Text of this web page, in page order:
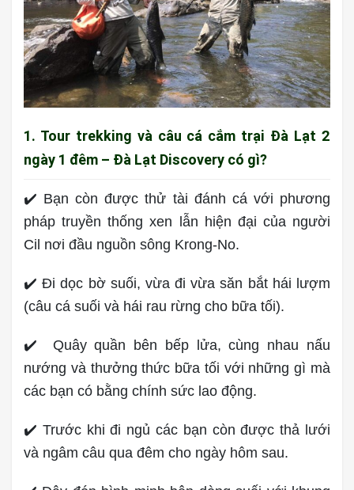
1. Tour trekking và câu cá cắm trại Đà Lạt 2
ngày 1 đêm – Đà Lạt Discovery có gì?
✔️ Bạn còn được thử tài đánh cá với phương
pháp truyền thống xen lẫn hiện đại của người
Cil nơi đầu nguồn sông Krong-No.
✔️ Đi dọc bờ suối, vừa đi vừa săn bắt hái lượm
(câu cá suối và hái rau rừng cho bữa tối).
✔️ Quây quần bên bếp lửa, cùng nhau nấu
nướng và thưởng thức bữa tối với những gì mà
các bạn có bằng chính sức lao động.
✔️ Trước khi đi ngủ các bạn còn được thả lưới
và ngâm câu qua đêm cho ngày hôm sau.